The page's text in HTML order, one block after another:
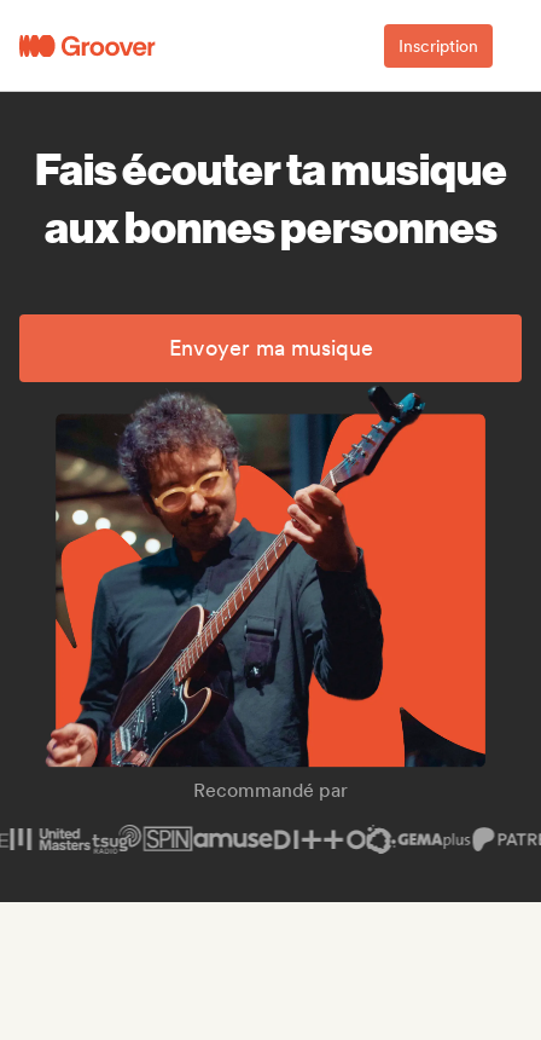
Inscription
Fais écouter ta musique
aux bonnes personnes
Envoyer ma musique
SPIN Magazine
Recommandé par